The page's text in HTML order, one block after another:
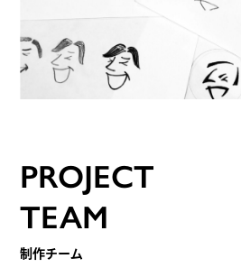
PROJECT
TEAM
制作チーム